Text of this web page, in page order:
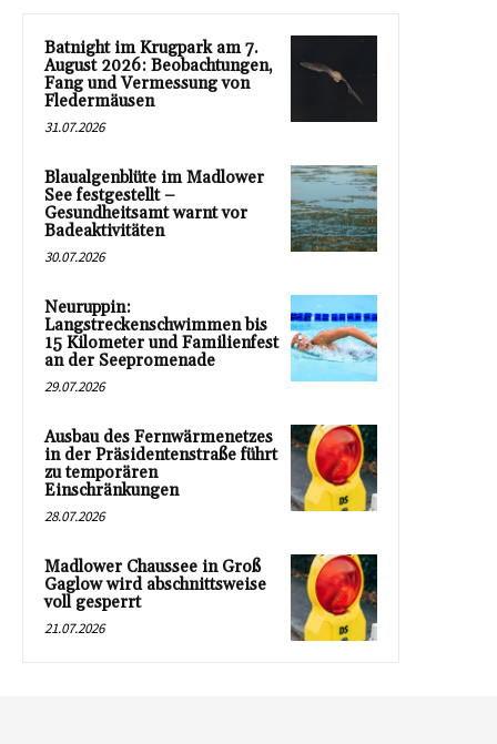
Batnight im Krugpark am 7.
August 2026: Beobachtungen,
Fang und Vermessung von
Fledermäusen
31.07.2026
Blaualgenblüte im Madlower
See festgestellt –
Gesundheitsamt warnt vor
Badeaktivitäten
30.07.2026
Neuruppin:
Langstreckenschwimmen bis
15 Kilometer und Familienfest
an der Seepromenade
29.07.2026
Ausbau des Fernwärmenetzes
in der Präsidentenstraße führt
zu temporären
Einschränkungen
28.07.2026
Madlower Chaussee in Groß
Gaglow wird abschnittsweise
voll gesperrt
21.07.2026